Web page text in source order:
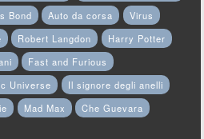
Bond Auto da corsa
Virus
Robert Langdon
Harry Potter
Fast and Furious
Universe
Il signore degli anelli
Mad Max
Che Guevara